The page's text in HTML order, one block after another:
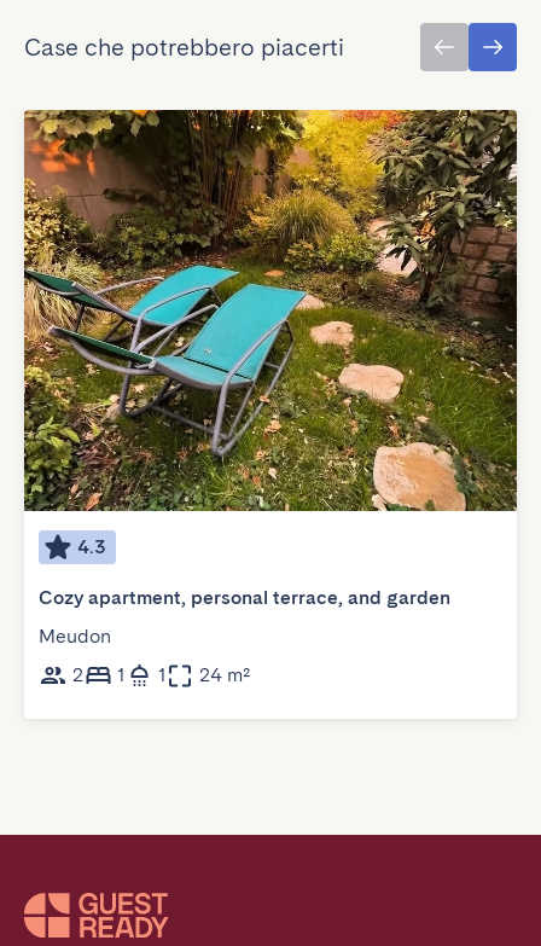
Case che potrebbero piacerti
4.3
Cozy apartment, personal terrace, and garden
Meudon
2
1 1 24 m²